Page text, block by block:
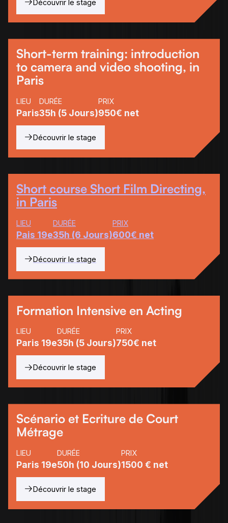
Découvrir le stage
Short-term training: introduction
to camera and video shooting, in
Paris
LIEU
Paris
DURÉE
35h (5 Jours)
PRIX
950€ net
Découvrir le stage
Short course Short Film Directing,
in Paris
LIEU
Pais 19e
DURÉE
35h (6 Jours)
PRIX
600€ net
Découvrir le stage
Formation Intensive en Acting
LIEU
Paris 19e
DURÉE
35h (5 Jours)
PRIX
750€ net
Découvrir le stage
Scénario et Ecriture de Court
Métrage
LIEU
Paris 19e
DURÉE
50h (10 Jours)
PRIX
1500 € net
Découvrir le stage